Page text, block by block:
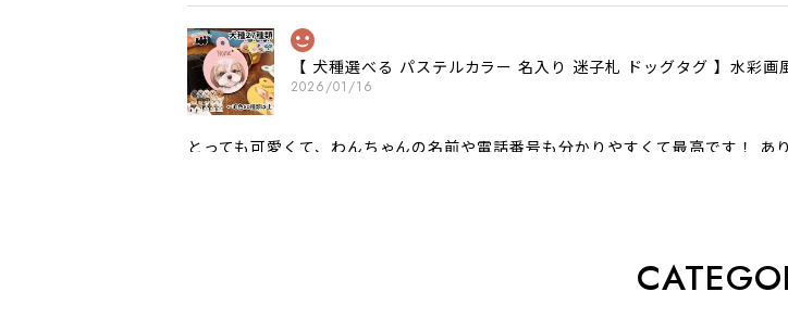
【 犬種選べる パステルカラー 名入り 迷子札 ドッグタグ 】水
2026/01/16
とっても可愛くて、わんちゃんの名前や電話番号も分かりやすくて最高です！
【 自然に囲まれた ダックスフンド 】 キャニスター 保存容